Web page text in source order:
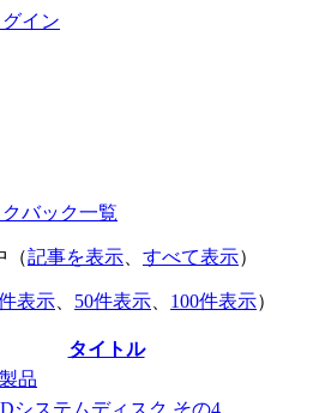
グイン
クバック一覧
（記事を表示 すべて表示）
表示 50件表示 100件表示）
タイトル
品
システムディスク その4